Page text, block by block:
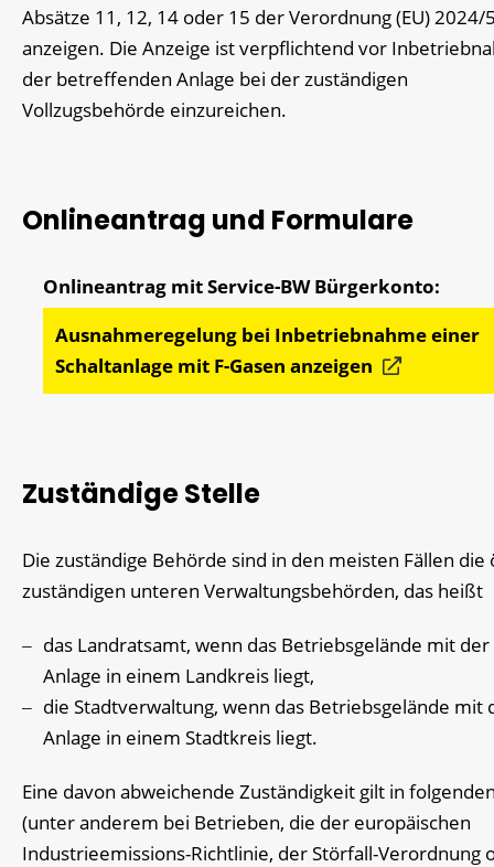
Absätze 11, 12, 14 oder 15 der Verordnung (EU) 2024/
anzeigen. Die Anzeige ist verpflichtend vor
der betreffenden Anlage bei der zuständigen
Vollzugsbehörde einzureichen.
Onlineantrag und Formulare
Ausnahmeregelung bei Inbetriebnahme einer
Schaltanlage mit F-Gasen anzeigen
Zuständige Stelle
Die zuständige Behörde sind in den meisten Fällen die
zuständigen unteren Verwaltungsbehörden, das heißt
das Landratsamt, wenn das Betriebsgelände mit der
Anlage in einem Landkreis liegt,
die Stadtverwaltung, wenn das Betriebsgelände mit
Anlage in einem Stadtkreis liegt.
Eine davon abweichende Zuständigkeit gilt in
(unter anderem bei Betrieben, die der europäischen
Industrieemissions-Richtlinie, der Störfall-Verordnung